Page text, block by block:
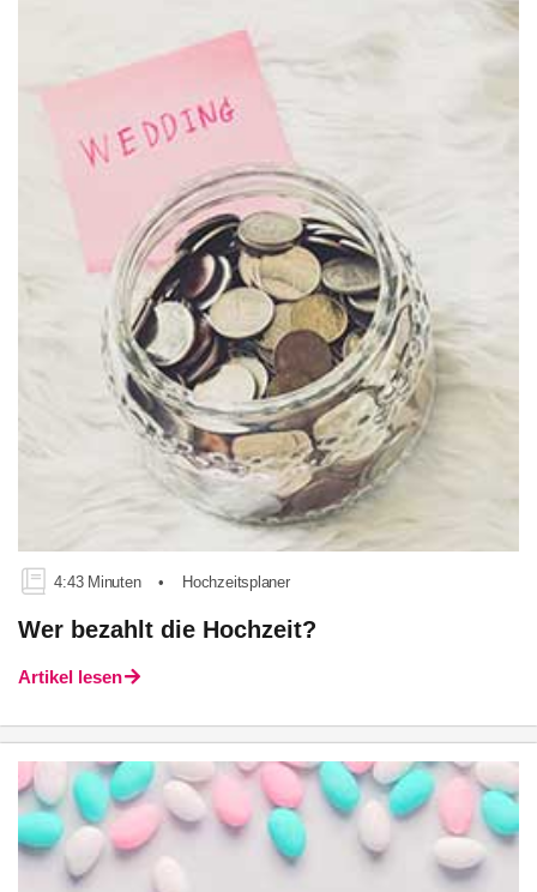
4:43 Minuten • Hochzeitsplaner
Wer bezahlt die Hochzeit?
Artikel lesen